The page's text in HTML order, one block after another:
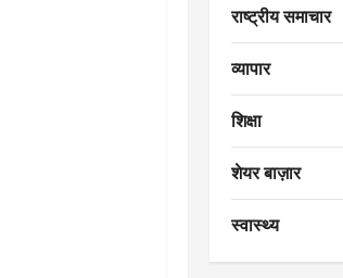
राष्ट्रीय समाचार
व्यापार
शिक्षा
शेयर बाज़ार
स्वास्थ्य